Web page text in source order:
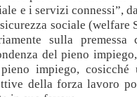
e i servizi connessi”,
sociale (welfare
sulla premessa
del pieno
impiego, cosicché
della forza lavoro